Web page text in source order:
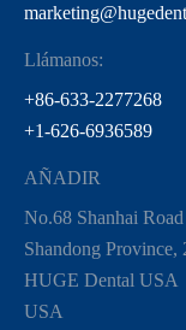
Llámanos:
+86-633-2277268
+1-626-6936589
AÑADIR
No.68 Shanhai
Shandong Province,
HUGE Dental USA
USA